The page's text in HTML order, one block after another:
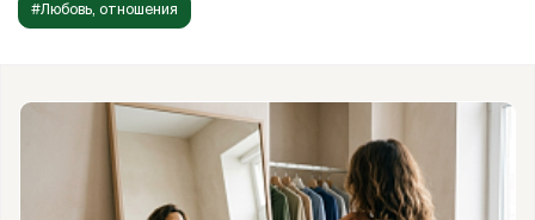
#Любовь, отношения